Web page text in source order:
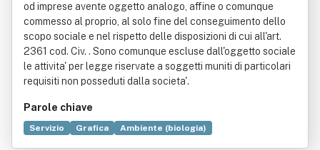
od imprese avente oggetto analogo, affine o comunque
commesso al proprio, al solo fine del conseguimento dello
scopo sociale e nel rispetto delle disposizioni di cui all'art.
2361 cod. Civ. . Sono comunque escluse dall'oggetto sociale
le attivita' per legge riservate a soggetti muniti di particolari
requisiti non posseduti dalla societa'.
Parole chiave
Servizio Grafica
Ambiente (biologia)